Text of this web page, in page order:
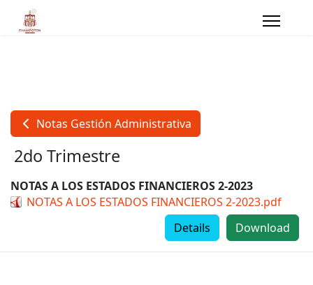
Notas Gestión Administrativa
2do Trimestre
NOTAS A LOS ESTADOS FINANCIEROS 2-2023
NOTAS A LOS ESTADOS FINANCIEROS 2-2023.pdf
Download
Details